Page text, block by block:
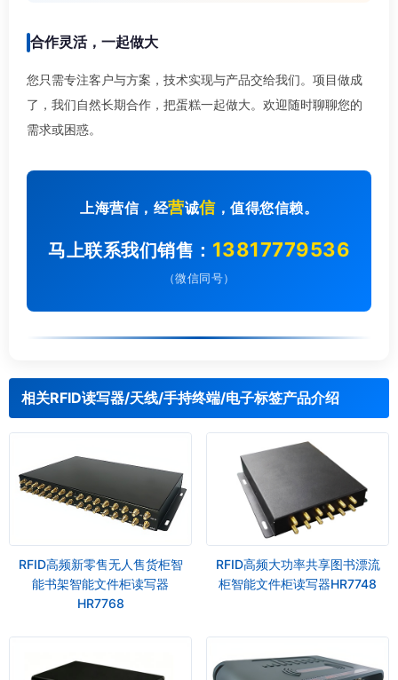
合作灵活，一起做大
您只需专注客户与方案，技术实现与产品交给我们。项目做成
了，我们自然长期合作，把蛋糕一起做大。欢迎随时聊聊您的
需求或困惑。
上海营信，经营诚信，值得您信赖。
马上联系我们销售： 13817779536
（微信同号）
相关RFID读写器/天线/手持终端/电子标签产品介绍
RFID高频新零售无人售货柜智
能书架智能文件柜读写器
HR7768
RFID高频大功率共享图书漂流
柜智能文件柜读写器HR7748